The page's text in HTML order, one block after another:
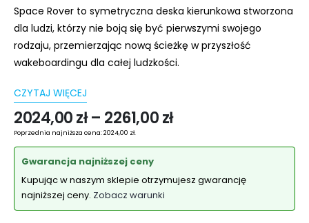
Space Rover to symetryczna deska kierunkowa stworzona
dla ludzi, którzy nie boją się być pierwszymi swojego
rodzaju, przemierzając nową ścieżkę w przyszłość
wakeboardingu dla całej ludzkości.
CZYTAJ WIĘCEJ
2024,00zł – 2261,00zł
Poprzednia najniższa cena:2024,00 zł.
Gwarancja najniższej ceny
Kupując w naszym sklepie otrzymujesz gwarancję
najniższej ceny. Zobacz warunki